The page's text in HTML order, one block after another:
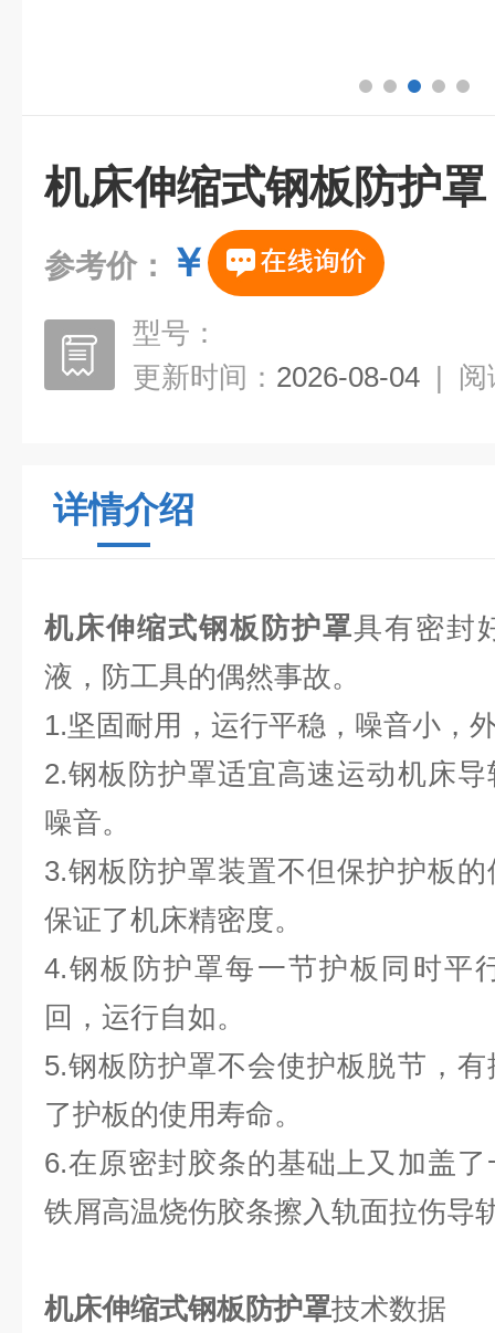
机床伸缩式钢板防护罩
参考价： ￥
型号：
更新时间： 2026-08-04 | 阅
详情介绍
机床伸缩式钢板防护罩具有密封
液，防工具的偶然事故。
1.坚固耐用，运行平稳，噪音小，
2.钢板防护罩适宜高速运动机床
噪音。
3.钢板防护罩装置不但保护护板
保证了机床精密度。
4.钢板防护罩每一节护板同时平
回，运行自如。
5.钢板防护罩不会使护板脱节，
了护板的使用寿命。
6.在原密封胶条的基础上又加盖
铁屑高温烧伤胶条擦入轨面拉伤
机床伸缩式钢板防护罩技术数据